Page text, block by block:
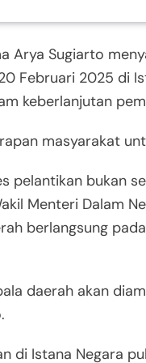
Arya Sugiarto
Februari 2025 di
keberlanjutan
masyarakat
pelantikan bukan
Menteri Dalam
berlangsung
daerah akan
di Istana Negara